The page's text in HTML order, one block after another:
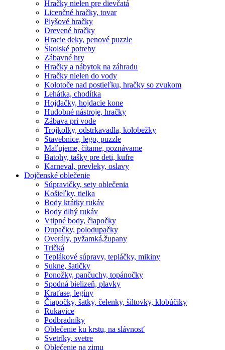
Hračky nielen pre dievčatá
Licenčné hračky, tovar
Plyšové hračky
Drevené hračky
Hracie deky, penové puzzle
Školské potreby
Zábavné hry
Hračky a nábytok na záhradu
Hračky nielen do vody
Kolotoče nad postieľku, hračky so zvukom
Lehátka, chodítka
Hojdačky, hojdacie kone
Hudobné nástroje, hračky
Zábava pri vode
Trojkolky, odstrkavadla, kolobežky
Stavebnice, lego, puzzle
Maľujeme, čítame, poznávame
Batohy, tašky pre deti, kufre
Karneval, prevleky, oslavy
Dojčenské oblečenie
Súpravičky, sety oblečenia
Košieľky, tielka
Body krátky rukáv
Body dlhý rukáv
Vtipné body, čiapočky
Dupačky, polodupačky
Overály, pyžamká,župany
Tričká
Teplákové súpravy, tepláčky, mikiny
Sukne, šatičky
Ponožky, pančuchy, topánočky
Spodná bielizeň, plavky
Kraťase, legíny
Čiapočky, šatky, čelenky, šiltovky, klobúčiky
Rukavice
Podbradníky
Oblečenie ku krstu, na slávnosť
Svetríky, svetre
Oblečenie na zimu